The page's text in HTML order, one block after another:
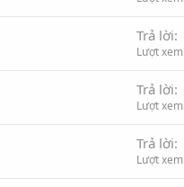
Trả lời
Lượt xem
Trả lời
Lượt xem
Trả lời
Lượt xem